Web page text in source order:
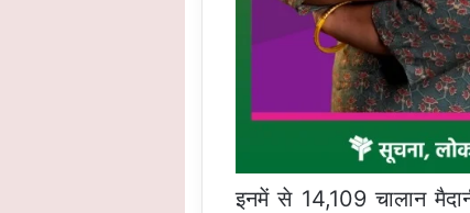
इनमें से 14,109 चालान